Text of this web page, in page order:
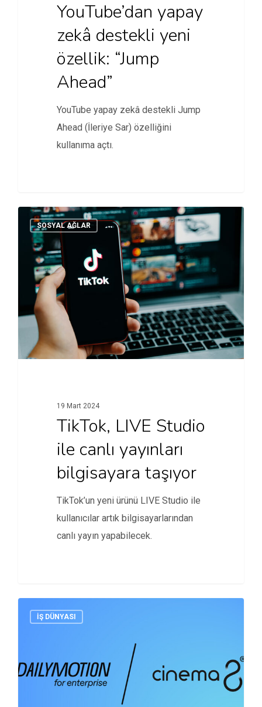
YouTube’dan yapay
zekâ destekli yeni
özellik: “Jump
Ahead”
YouTube yapay zekâ destekli Jump
Ahead (İleriye Sar) özelliğini
kullanıma açtı.
SOSYAL AĞLAR
19 Mart 2024
TikTok, LIVE Studio
ile canlı yayınları
bilgisayara taşıyor
TikTok’un yeni ürünü LIVE Studio ile
kullanıcılar artık bilgisayarlarından
canlı yayın yapabilecek.
İŞ DÜNYASI